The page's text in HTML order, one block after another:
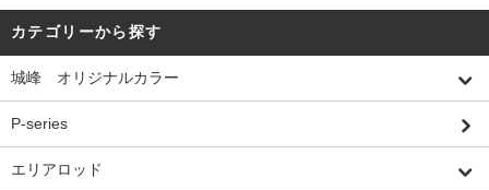
カテゴリーから探す
城峰 オリジナルカラー
P-series
エリアロッド